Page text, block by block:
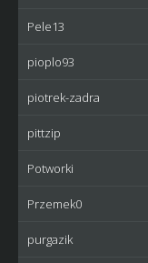
Pele13
pioplo93
piotrek-zadra
pittzip
Potworki
Przemek0
purgazik